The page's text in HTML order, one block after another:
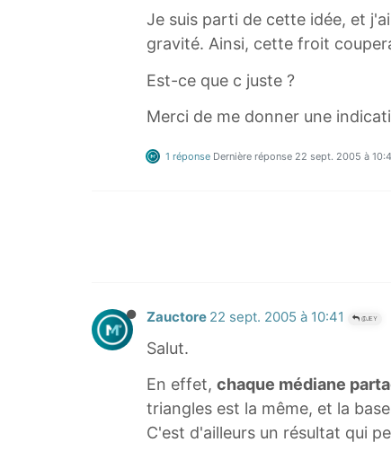
Je suis parti de cette idée, et
gravité. Ainsi, cette froit
Est-ce que c juste ?
Merci de me donner une
1 réponse Dernière réponse 22 sept. 2005 à
Zauctore 22 sept. 2005 à 10:41 @JEY
Salut.
En effet, chaque médiane
triangles est la même, et la
C'est d'ailleurs un résultat qui